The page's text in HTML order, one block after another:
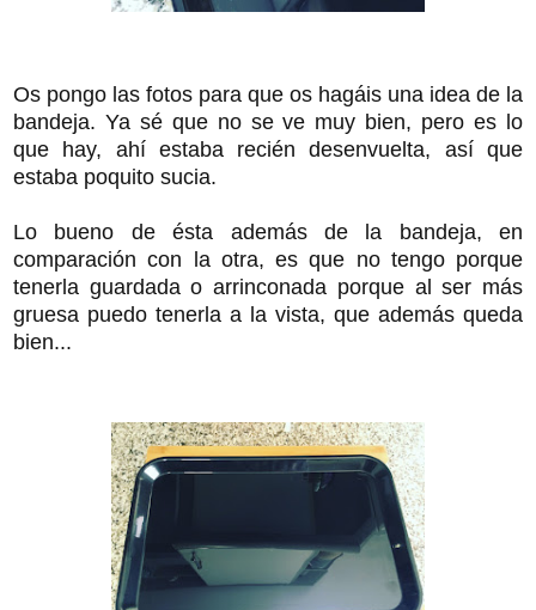
Os pongo las fotos para que os hagáis una idea de la
bandeja. Ya sé que no se ve muy bien, pero es lo
que hay, ahí estaba recién desenvuelta, así que
estaba poquito sucia.
Lo bueno de ésta además de la bandeja, en
comparación con la otra, es que no tengo porque
tenerla guardada o arrinconada porque al ser más
gruesa puedo tenerla a la vista, que además queda
bien...